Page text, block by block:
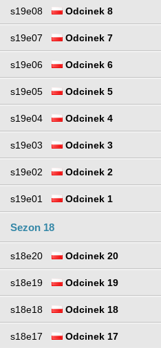
s19e08 Odcinek 8
s19e07 Odcinek 7
s19e06 Odcinek 6
s19e05 Odcinek 5
s19e04 Odcinek 4
s19e03 Odcinek 3
s19e02 Odcinek 2
s19e01 Odcinek 1
Sezon 18
s18e20 Odcinek 20
s18e19 Odcinek 19
s18e18 Odcinek 18
s18e17 Odcinek 17